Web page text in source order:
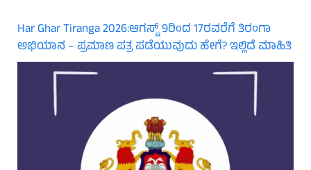
Har Ghar Tiranga 2026:ಆಗಸ್ಟ್ 9ರಿಂದ 17ರವರೆಗೆ ತಿರಂಗಾ
ಅಭಿಯಾನ – ಪ್ರಮಾಣ ಪತ್ರ ಪಡೆಯುವುದು ಹೇಗೆ? ಇಲ್ಲಿದೆ ಮಾಹಿತಿ